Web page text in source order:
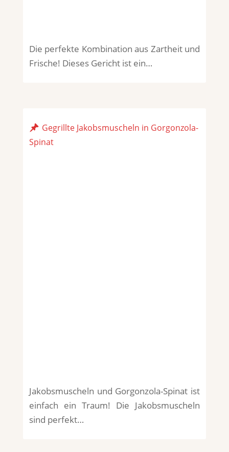
Die perfekte Kombination aus Zartheit und
Frische! Dieses Gericht ist ein…
Gegrillte Jakobsmuscheln in Gorgonzola-
Spinat
Jakobsmuscheln und Gorgonzola-Spinat ist
einfach ein Traum! Die Jakobsmuscheln
sind perfekt…